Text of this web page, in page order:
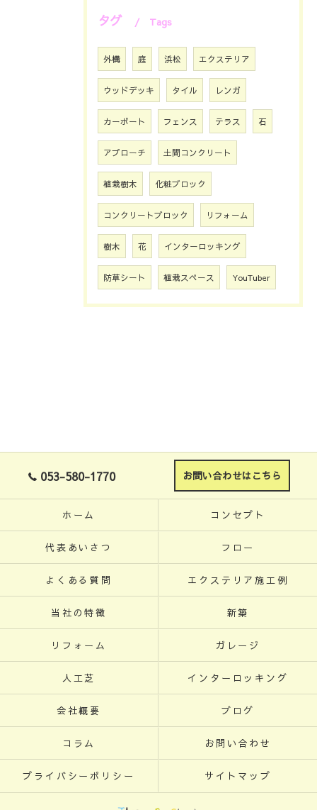
タグ Tags
外構 庭 浜松 エクステリア
ウッドデッキ タイル レンガ
カーポート フェンス テラス 石
アプローチ 土間コンクリート
植栽樹木 化粧ブロック
コンクリートブロック リフォーム
樹木 花 インターロッキング
防草シート 植栽スペース YouTuber
053-580-1770 お問い合わせはこちら
ホーム コンセプト
代表あいさつ フロー
よくある質問 エクステリア施工例
当社の特徴 新築
リフォーム ガレージ
人工芝 インターロッキング
会社概要 ブログ
コラム お問い合わせ
プライバシーポリシー サイトマップ